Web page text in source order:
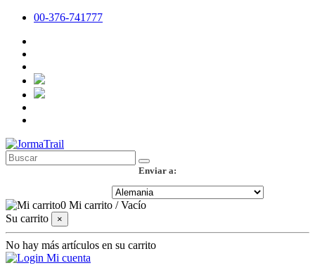
00-376-741777
Enviar a:
0 Mi carrito /Vacío
Su carrito
×
No hay más artículos en su carrito
Mi cuenta